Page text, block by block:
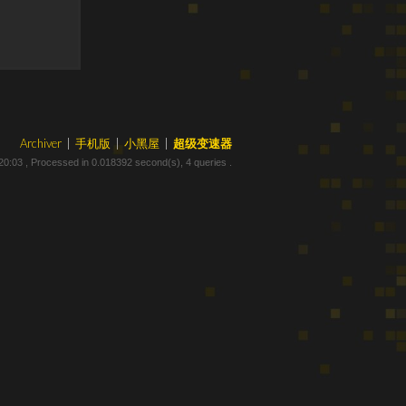
Archiver 手机版 小黑屋 超级变速器
, Processed in 0.018392 second(s), 4 queries .